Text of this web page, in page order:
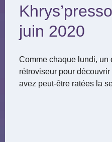
juin 2020
Comme chaque lundi, un
rétroviseur pour
avez peut-être ratées la